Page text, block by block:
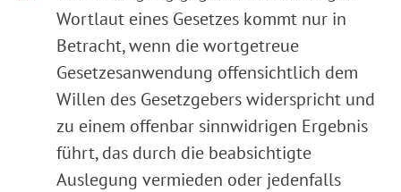
Wortlaut eines Gesetzes kommt nur in
Betracht, wenn die wortgetreue
Gesetzesanwendung offensichtlich dem
Willen des Gesetzgebers widerspricht und
zu einem offenbar sinnwidrigen Ergebnis
führt, das durch die beabsichtigte
Auslegung vermieden oder jedenfalls